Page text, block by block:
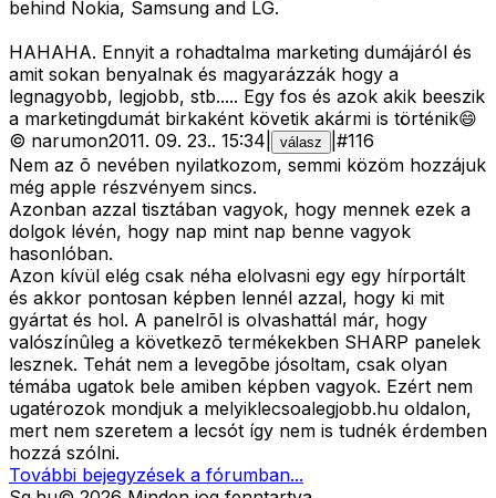
behind Nokia, Samsung and LG.
HAHAHA. Ennyit a rohadtalma marketing dumájáról és
amit sokan benyalnak és magyarázzák hogy a
legnagyobb, legjobb, stb..... Egy fos és azok akik beeszik
a marketingdumát birkaként követik akármi is történik😄
© narumon2011. 09. 23.. 15:34 válasz #116
Nem az õ nevében nyilatkozom, semmi közöm hozzájuk
még apple részvényem sincs.
Azonban azzal tisztában vagyok, hogy mennek ezek a
dolgok lévén, hogy nap mint nap benne vagyok
hasonlóban.
Azon kívül elég csak néha elolvasni egy egy hírportált
és akkor pontosan képben lennél azzal, hogy ki mit
gyártat és hol. A panelrõl is olvashattál már, hogy
valószínûleg a következõ termékekben SHARP panelek
lesznek. Tehát nem a levegõbe jósoltam, csak olyan
témába ugatok bele amiben képben vagyok. Ezért nem
ugatérozok mondjuk a melyiklecsoalegjobb.hu oldalon,
mert nem szeretem a lecsót így nem is tudnék érdemben
hozzá szólni.
További bejegyzések a fórumban...